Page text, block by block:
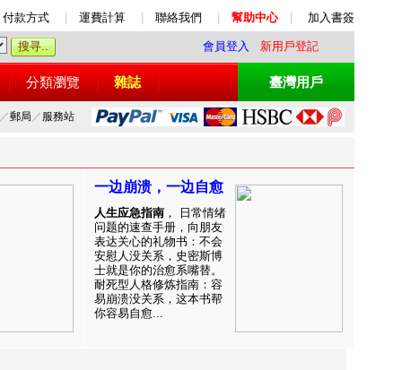
付款方式 運費計算 聯絡我們 幫助中心 加入書簽
會員登入 新用戶登記
分類瀏覽 雜誌 臺灣用戶
／郵局 ／ 服務站
一边崩溃，一边自愈
人生应急指南 ， 日常情绪
问题的速查手册，向朋友
表达关心的礼物书：不会
安慰人没关系，史密斯博
士就是你的治愈系嘴替。
耐死型人格修炼指南：容
易崩溃没关系，这本书帮
你容易自愈...